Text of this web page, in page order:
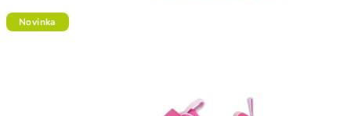
Novinka